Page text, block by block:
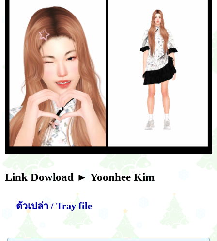
Link Dowload ► Yoonhee Kim
ตัวเปล่า / Tray file